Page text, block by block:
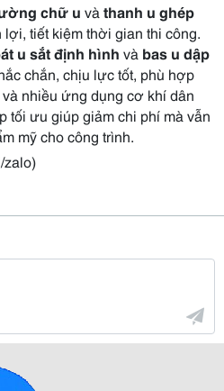
chữ u và thanh u ghép
tiết kiệm thời gian thi công.
u sắt định hình và bas u dập
chắn, chịu lực tốt, phù hợp
nhiều ứng dụng cơ khí dân
tối ưu giúp giảm chi phí mà vẫn
mỹ cho công trình.
zalo)